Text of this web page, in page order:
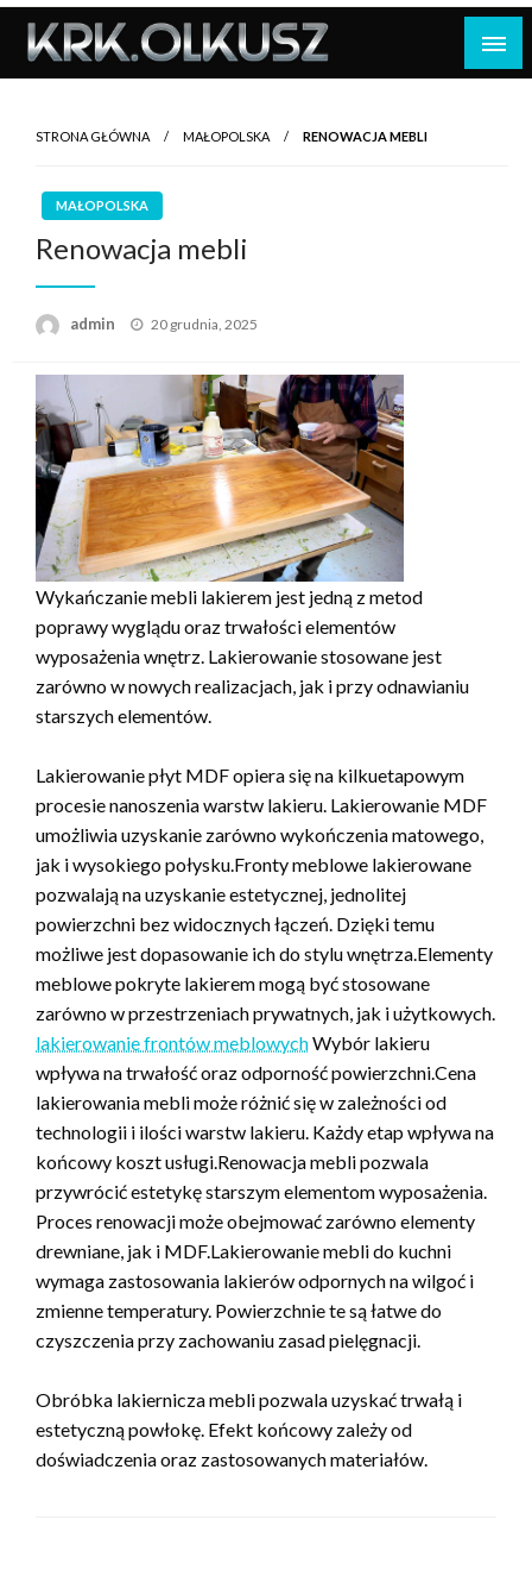
Skip
content
STRONA GŁÓWNA MAŁOPOLSKA RENOWACJA MEBLI
MAŁOPOLSKA
Renowacja mebli
admin
Opublikowane
20 grudnia, 2025
Wykańczanie mebli lakierem jest jedną z metod
poprawy wyglądu oraz trwałości elementów
wyposażenia wnętrz. Lakierowanie stosowane jest
zarówno w nowych realizacjach, jak i przy odnawianiu
starszych elementów.
Lakierowanie płyt MDF opiera się na kilkuetapowym
procesie nanoszenia warstw lakieru. Lakierowanie MDF
umożliwia uzyskanie zarówno wykończenia matowego,
jak i wysokiego połysku.Fronty meblowe lakierowane
pozwalają na uzyskanie estetycznej, jednolitej
powierzchni bez widocznych łączeń. Dzięki temu
możliwe jest dopasowanie ich do stylu wnętrza.Elementy
meblowe pokryte lakierem mogą być stosowane
zarówno w przestrzeniach prywatnych, jak i użytkowych.
lakierowanie frontów meblowychWybór lakieru
wpływa na trwałość oraz odporność powierzchni.Cena
lakierowania mebli może różnić się w zależności od
technologii i ilości warstw lakieru. Każdy etap wpływa na
końcowy koszt usługi.Renowacja mebli pozwala
przywrócić estetykę starszym elementom wyposażenia.
Proces renowacji może obejmować zarówno elementy
drewniane, jak i MDF.Lakierowanie mebli do kuchni
wymaga zastosowania lakierów odpornych na wilgoć i
zmienne temperatury. Powierzchnie te są łatwe do
czyszczenia przy zachowaniu zasad pielęgnacji.
Obróbka lakiernicza mebli pozwala uzyskać trwałą i
estetyczną powłokę. Efekt końcowy zależy od
doświadczenia oraz zastosowanych materiałów.